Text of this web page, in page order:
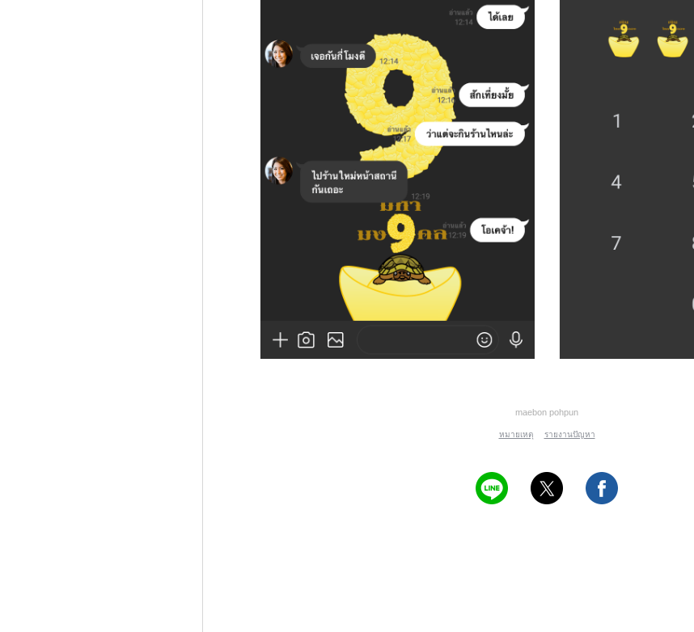
maebon pohpun
หมายเหตุ รายงานปัญหา